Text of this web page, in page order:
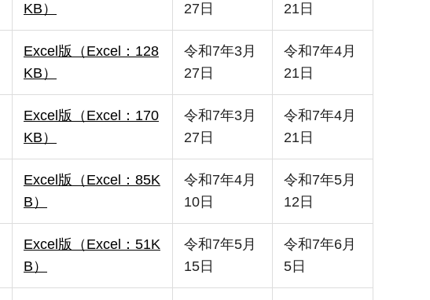
KB）
27日
21日
Excel版（Excel：128
KB）
令和7年3月
27日
令和7年4月
21日
Excel版（Excel：170
KB）
令和7年3月
27日
令和7年4月
21日
Excel版（Excel：85K
B）
令和7年4月
10日
令和7年5月
12日
Excel版（Excel：51K
B）
令和7年5月
15日
令和7年6月
5日